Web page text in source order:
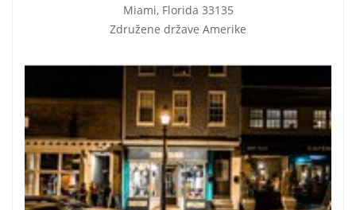
Miami, Florida 33135
Združene države Amerike